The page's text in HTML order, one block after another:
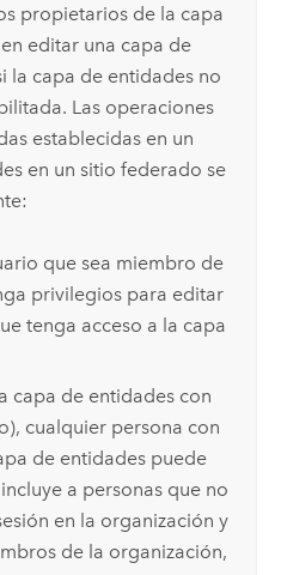
propietarios de la capa
editar una capa de
la capa de entidades no
Las operaciones
establecidas en un
en un sitio federado se
que sea miembro de
privilegios para editar
tenga acceso a la capa
capa de entidades con
cualquier persona con
de entidades puede
a personas que no
en la organización y
de la organización,